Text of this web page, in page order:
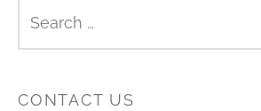
CONTACT US